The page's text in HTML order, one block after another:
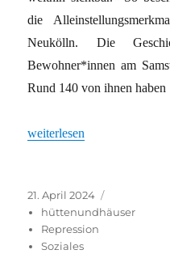
die
Neukölln. Die
Bewohner*innen am
Rund 140 von ihnen
„Berlin Neukölln: Weiße
weiterlesen
Veröffentlicht
am
21. April 2024
hüttenundhäuser
Repression
Soziales